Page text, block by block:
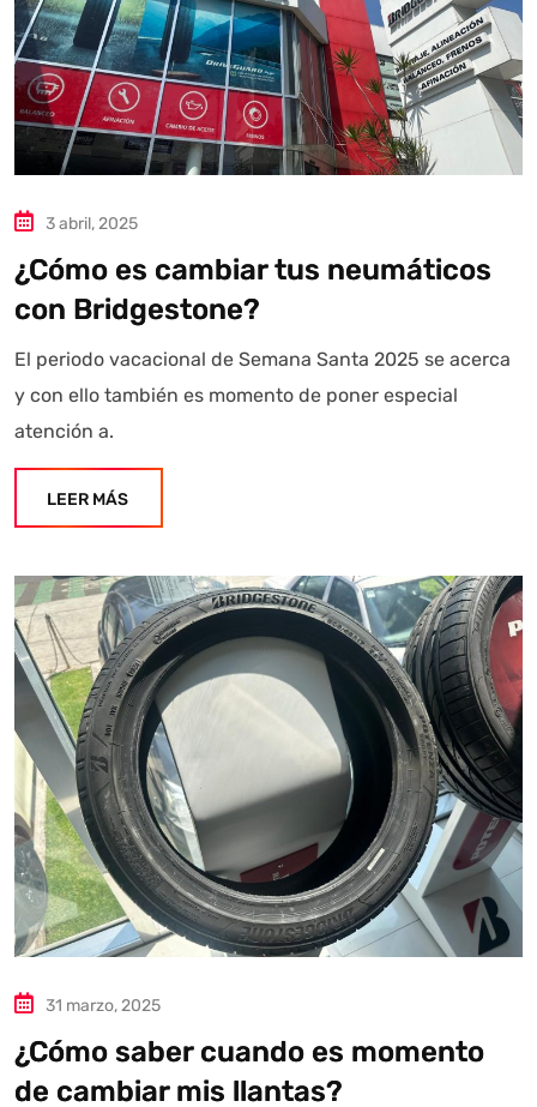
3 abril, 2025
¿Cómo es cambiar tus neumáticos
con Bridgestone?
El periodo vacacional de Semana Santa 2025 se acerca
y con ello también es momento de poner especial
atención a.
LEER MÁS
31 marzo, 2025
¿Cómo saber cuando es momento
de cambiar mis llantas?
Asistente con IA en desarrollo. Autoanalítica optimiza
diariamente su exactitud."